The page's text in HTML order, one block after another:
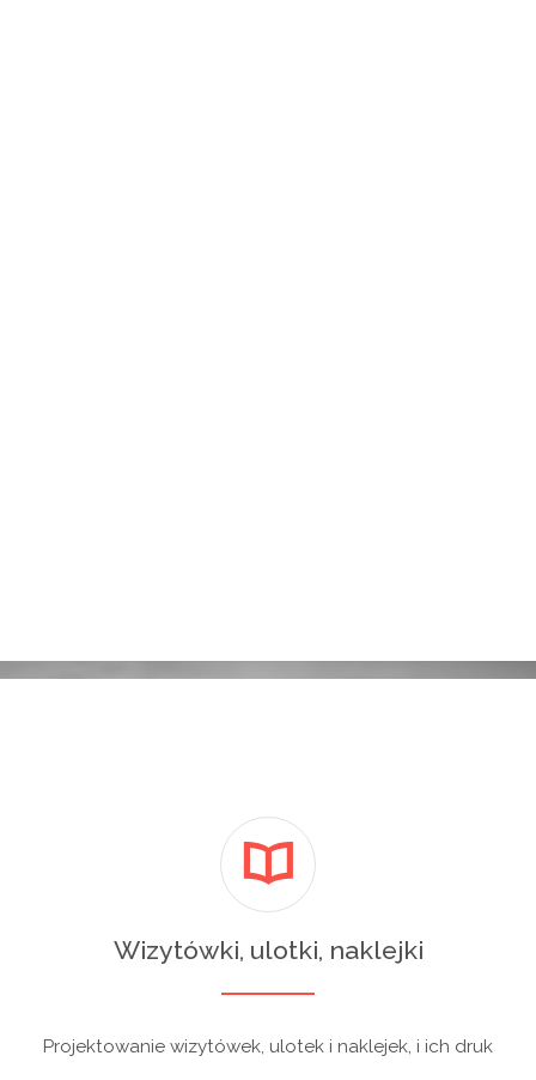
Wizytówki, ulotki, naklejki
Projektowanie wizytówek, ulotek i naklejek, i ich druk